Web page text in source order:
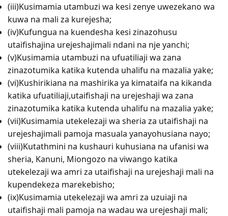
(iii)Kusimamia utambuzi wa kesi zenye uwezekano wa
kuwa na mali za kurejesha;
(iv)Kufungua na kuendesha kesi zinazohusu
utaifishajina urejeshajimali ndani na nje yanchi;
(v)Kusimamia utambuzi na ufuatiliaji wa zana
zinazotumika katika kutenda uhalifu na mazalia yake;
(vi)Kushirikiana na mashirika ya kimataifa na kikanda
katika ufuatiliaji,utaifishaji na urejeshaji wa zana
zinazotumika katika kutenda uhalifu na mazalia yake;
(vii)Kusimamia utekelezaji wa sheria za utaifishaji na
urejeshajimali pamoja masuala yanayohusiana nayo;
(viii)Kutathmini na kushauri kuhusiana na ufanisi wa
sheria, Kanuni, Miongozo na viwango katika
utekelezaji wa amri za utaifishaji na urejeshaji mali na
kupendekeza marekebisho;
(ix)Kusimamia utekelezaji wa amri za uzuiaji na
utaifishaji mali pamoja na wadau wa urejeshaji mali;